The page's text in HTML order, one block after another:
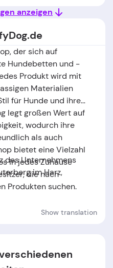
anzeigen
der sich auf
Hundebetten und -
Produkt wird mit
Materialien
für Hunde und ihre
legt großen Wert auf
wodurch ihre
als auch
bietet eine Vielzahl
in jedes Zuhause
die nach
Produkten suchen.
des Unternehmens
im Harz,
Show translation